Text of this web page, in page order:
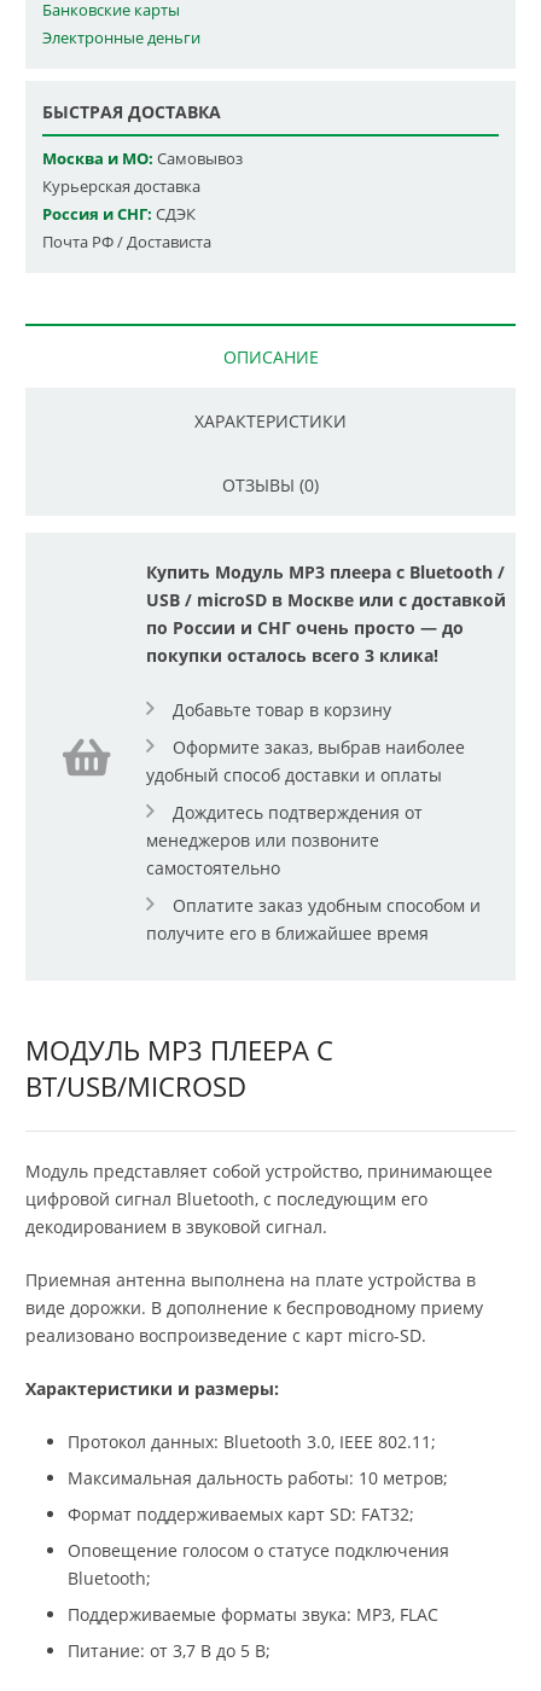
Банковские карты
Электронные деньги
БЫСТРАЯ ДОСТАВКА
Москва и МО: Самовывоз
Курьерская доставка
Россия и СНГ: СДЭК
Почта РФ / Достависта
ОПИСАНИЕ
ХАРАКТЕРИСТИКИ
ОТЗЫВЫ (0)
Купить Модуль МР3 плеера с Bluetooth /
USB / microSD в Москве или с доставкой
по России и СНГ очень просто — до
покупки осталось всего 3 клика!
Добавьте товар в корзину
Оформите заказ, выбрав наиболее
удобный способ доставки и оплаты
Дождитесь подтверждения от
менеджеров или позвоните
самостоятельно
Оплатите заказ удобным способом и
получите его в ближайшее время
МОДУЛЬ МР3 ПЛЕЕРА С
BT/USB/MICROSD
Модуль представляет собой устройство, принимающее
цифровой сигнал Bluetooth, с последующим его
декодированием в звуковой сигнал.
Приемная антенна выполнена на плате устройства в
виде дорожки. В дополнение к беспроводному приему
реализовано воспроизведение с карт micro-SD.
Характеристики и размеры:
Протокол данных: Bluetooth 3.0, IEEE 802.11;
Максимальная дальность работы: 10 метров;
Формат поддерживаемых карт SD: FAT32;
Оповещение голосом о статусе подключения
Bluetooth;
Поддерживаемые форматы звука: MP3, FLAC
Питание: от 3,7 В до 5 В;